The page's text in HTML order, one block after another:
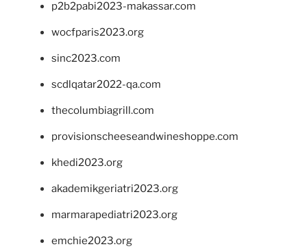
p2b2pabi2023-makassar.com
wocfparis2023.org
sinc2023.com
scdlqatar2022-qa.com
thecolumbiagrill.com
provisionscheeseandwineshoppe.com
khedi2023.org
akademikgeriatri2023.org
marmarapediatri2023.org
emchie2023.org